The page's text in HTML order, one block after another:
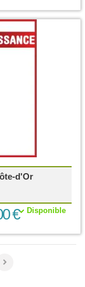
d'Or
Disponible
€